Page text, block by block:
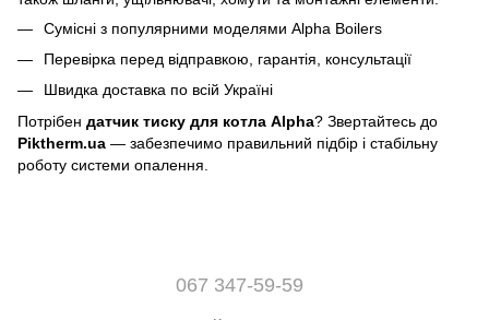
Сумісні з популярними моделями Alpha Boilers
Перевірка перед відправкою, гарантія, консультації
Швидка доставка по всій Україні
Потрібен датчик тиску для котла Alpha? Звертайтесь до
Piktherm.ua — забезпечимо правильний підбір і стабільну
роботу системи опалення.
067 347-59-59